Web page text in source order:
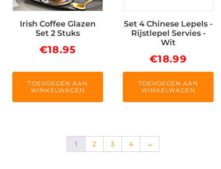
Irish Coffee Glazen
Set 2 Stuks
€18.95
TOEVOEGEN AAN
WINKELWAGEN
Set 4 Chinese Lepels -
Rijstlepel Servies -
Wit
€18.99
TOEVOEGEN AAN
WINKELWAGEN
1 2 3 4 →